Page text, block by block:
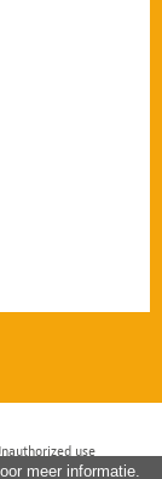
use
meer informatie.